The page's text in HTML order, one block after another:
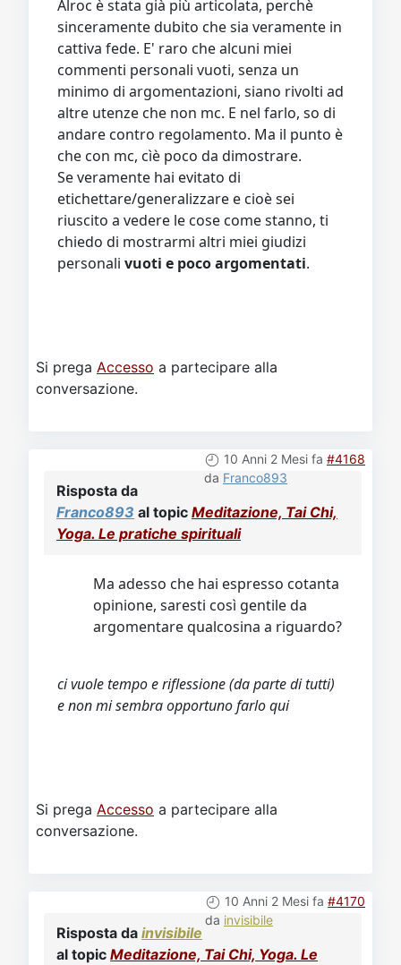
Alroc è stata già più articolata, perchè
sinceramente dubito che sia veramente in
cattiva fede. E' raro che alcuni miei
commenti personali vuoti, senza un
minimo di argomentazioni, siano rivolti ad
altre utenze che non mc. E nel farlo, so di
andare contro regolamento. Ma il punto è
che con mc, cìè poco da dimostrare.
Se veramente hai evitato di
etichettare/generalizzare e cioè sei
riuscito a vedere le cose come stanno, ti
chiedo di mostrarmi altri miei giudizi
personali vuoti e poco argomentati.
Si prega Accesso a partecipare alla
conversazione.
10 Anni 2 Mesi fa #4168
da Franco893
Risposta da
Franco893 al topic Meditazione, Tai Chi,
Yoga. Le pratiche spirituali
Ma adesso che hai espresso cotanta
opinione, saresti così gentile da
argomentare qualcosina a riguardo?
ci vuole tempo e riflessione (da parte di tutti)
e non mi sembra opportuno farlo qui
Si prega Accesso a partecipare alla
conversazione.
10 Anni 2 Mesi fa #4170
da invisibile
Risposta da invisibile
al topic Meditazione, Tai Chi, Yoga. Le